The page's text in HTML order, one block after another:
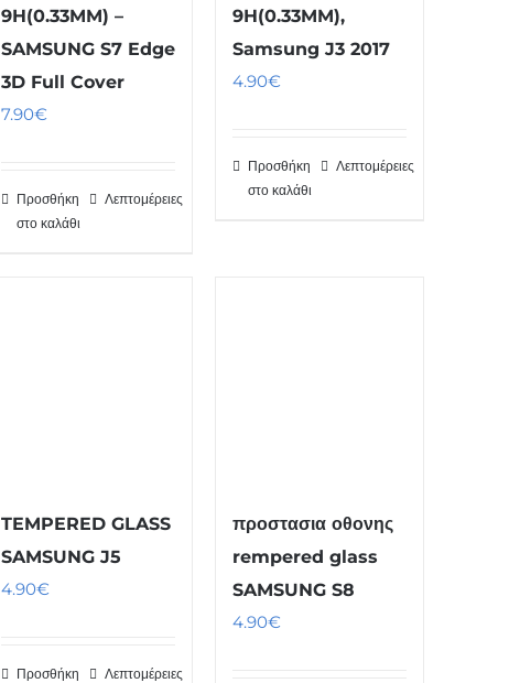
9H(0.33MM) –
SAMSUNG S7 Edge
3D Full Cover
7.90€
Προσθήκη
στο καλάθι
Λεπτομέρειες
9H(0.33MM),
Samsung J3 2017
4.90€
Προσθήκη
στο καλάθι
Λεπτομέρειες
TEMPERED GLASS
SAMSUNG J5
4.90€
Προσθήκη
Λεπτομέρειες
προστασια οθονης
rempered glass
SAMSUNG S8
4.90€